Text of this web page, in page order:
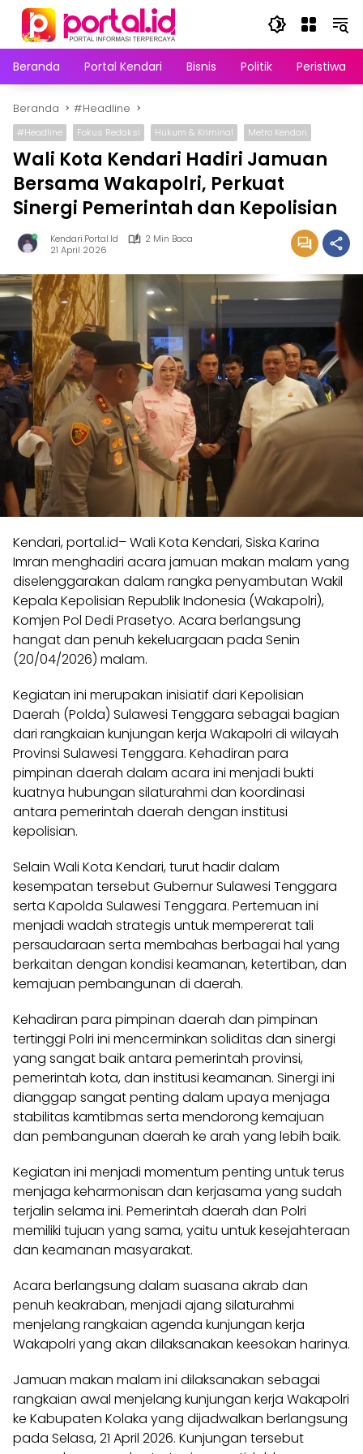
Langsung
konten
Beranda
Portal Kendari Bisnis Politik Peristiwa
Beranda #Headline
#Headline Fokus Redaksi Hukum & Kriminal Metro Kendari
Wali Kota Kendari Hadiri Jamuan
Bersama Wakapolri, Perkuat
Sinergi Pemerintah dan Kepolisian
Kendari.portal.id
2 Min Baca
21 April 2026
Kendari, portal.id– Wali Kota Kendari, Siska Karina
Imran menghadiri acara jamuan makan malam yang
diselenggarakan dalam rangka penyambutan Wakil
Kepala Kepolisian Republik Indonesia (Wakapolri),
Komjen Pol Dedi Prasetyo. Acara berlangsung
hangat dan penuh kekeluargaan pada Senin
(20/04/2026) malam.
Kegiatan ini merupakan inisiatif dari Kepolisian
Daerah (Polda) Sulawesi Tenggara sebagai bagian
dari rangkaian kunjungan kerja Wakapolri di wilayah
Provinsi Sulawesi Tenggara. Kehadiran para
pimpinan daerah dalam acara ini menjadi bukti
kuatnya hubungan silaturahmi dan koordinasi
antara pemerintah daerah dengan institusi
kepolisian.
Selain Wali Kota Kendari, turut hadir dalam
kesempatan tersebut Gubernur Sulawesi Tenggara
serta Kapolda Sulawesi Tenggara. Pertemuan ini
menjadi wadah strategis untuk mempererat tali
persaudaraan serta membahas berbagai hal yang
berkaitan dengan kondisi keamanan, ketertiban, dan
kemajuan pembangunan di daerah.
Kehadiran para pimpinan daerah dan pimpinan
tertinggi Polri ini mencerminkan soliditas dan sinergi
yang sangat baik antara pemerintah provinsi,
pemerintah kota, dan institusi keamanan. Sinergi ini
dianggap sangat penting dalam upaya menjaga
stabilitas kamtibmas serta mendorong kemajuan
dan pembangunan daerah ke arah yang lebih baik.
Kegiatan ini menjadi momentum penting untuk terus
menjaga keharmonisan dan kerjasama yang sudah
terjalin selama ini. Pemerintah daerah dan Polri
memiliki tujuan yang sama, yaitu untuk kesejahteraan
dan keamanan masyarakat.
Acara berlangsung dalam suasana akrab dan
penuh keakraban, menjadi ajang silaturahmi
menjelang rangkaian agenda kunjungan kerja
Wakapolri yang akan dilaksanakan keesokan harinya.
Jamuan makan malam ini dilaksanakan sebagai
rangkaian awal menjelang kunjungan kerja Wakapolri
ke Kabupaten Kolaka yang dijadwalkan berlangsung
pada Selasa, 21 April 2026. Kunjungan tersebut